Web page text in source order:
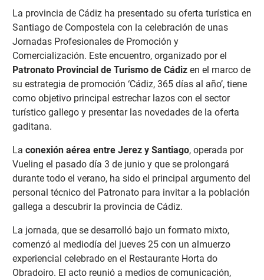
La provincia de Cádiz ha presentado su oferta turística en
Santiago de Compostela con la celebración de unas
Jornadas Profesionales de Promoción y
Comercialización. Este encuentro, organizado por el
Patronato Provincial de Turismo de Cádizen el marco de
su estrategia de promoción ‘Cádiz, 365 días al año’, tiene
como objetivo principal estrechar lazos con el sector
turístico gallego y presentar las novedades de la oferta
gaditana.
La conexión aérea entre Jerez y Santiago, operada por
Vueling el pasado día 3 de junio y que se prolongará
durante todo el verano, ha sido el principal argumento del
personal técnico del Patronato para invitar a la población
gallega a descubrir la provincia de Cádiz.
La jornada, que se desarrolló bajo un formato mixto,
comenzó al mediodía del jueves 25 con un almuerzo
experiencial celebrado en el Restaurante Horta do
Obradoiro. El acto reunió a medios de comunicación,